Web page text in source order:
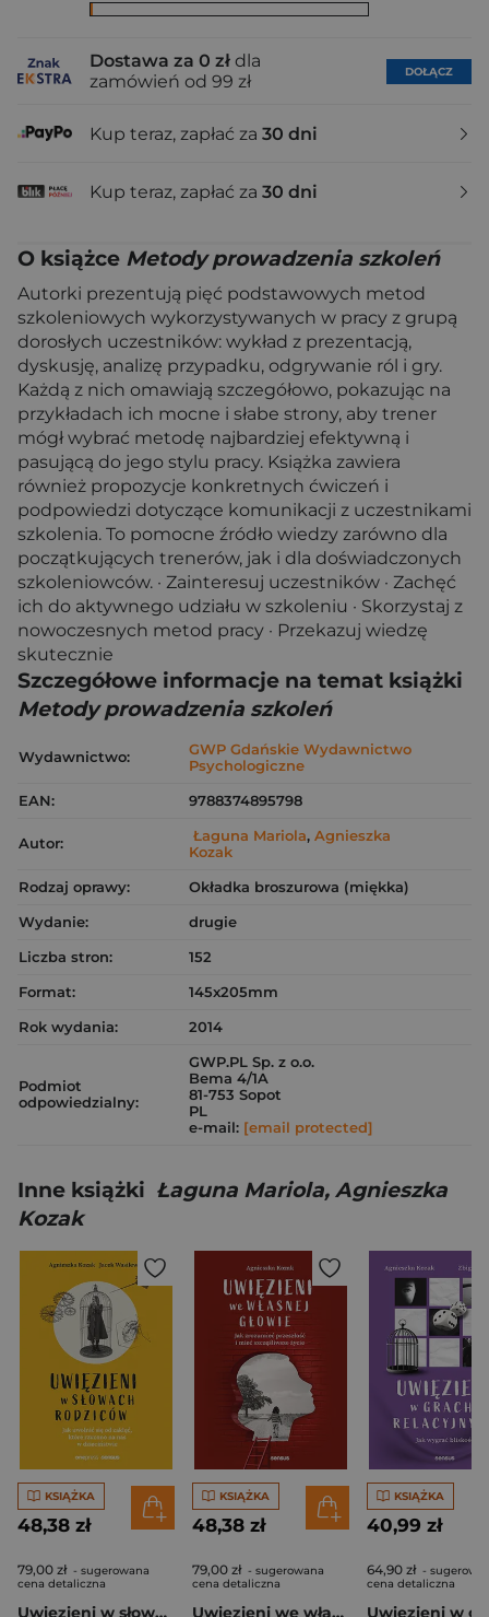
Dostawa za 0 zł dla
zamówień od 99 zł
DOŁĄCZ
Kup teraz, zapłać za 30 dni
Kup teraz, zapłać za 30 dni
O książce Metody prowadzenia szkoleń
Autorki prezentują pięć podstawowych metod
szkoleniowych wykorzystywanych w pracy z grupą
dorosłych uczestników: wykład z prezentacją,
dyskusję, analizę przypadku, odgrywanie ról i gry.
Każdą z nich omawiają szczegółowo, pokazując na
przykładach ich mocne i słabe strony, aby trener
mógł wybrać metodę najbardziej efektywną i
pasującą do jego stylu pracy. Książka zawiera
również propozycje konkretnych ćwiczeń i
podpowiedzi dotyczące komunikacji z uczestnikami
szkolenia. To pomocne źródło wiedzy zarówno dla
początkujących trenerów, jak i dla doświadczonych
szkoleniowców. · Zainteresuj uczestników · Zachęć
ich do aktywnego udziału w szkoleniu · Skorzystaj z
nowoczesnych metod pracy · Przekazuj wiedzę
skutecznie
Szczegółowe informacje na temat książki
Metody prowadzenia szkoleń
Wydawnictwo:
GWP Gdańskie Wydawnictwo
Psychologiczne
EAN:
9788374895798
Autor: Łaguna Mariola, Agnieszka
Kozak
Rodzaj oprawy:
Okładka broszurowa (miękka)
Wydanie:
drugie
Liczba stron:
152
Format:
145x205mm
Rok wydania:
2014
Podmiot
odpowiedzialny:
GWP.PL Sp. z o.o.
Bema 4/1A
81-753 Sopot
PL
e-mail: [email protected]
Inne książki Łaguna Mariola, Agnieszka
Kozak
KSIĄŻKA
48,38 zł
79,00 zł - sugerowana
cena detaliczna
Uwięzieni w słowach rodziców. Jak uwolnić się od zaklęć, które rzucono na nas w dzieciństwie
KSIĄŻKA
48,38 zł
79,00 zł - sugerowana
cena detaliczna
Uwięzieni we własnej głowie. Jak zrozumieć przeszłość i mieć szczęśliwsze życie
KSIĄŻKA
40,99 zł
64,90 zł -
cena detaliczna